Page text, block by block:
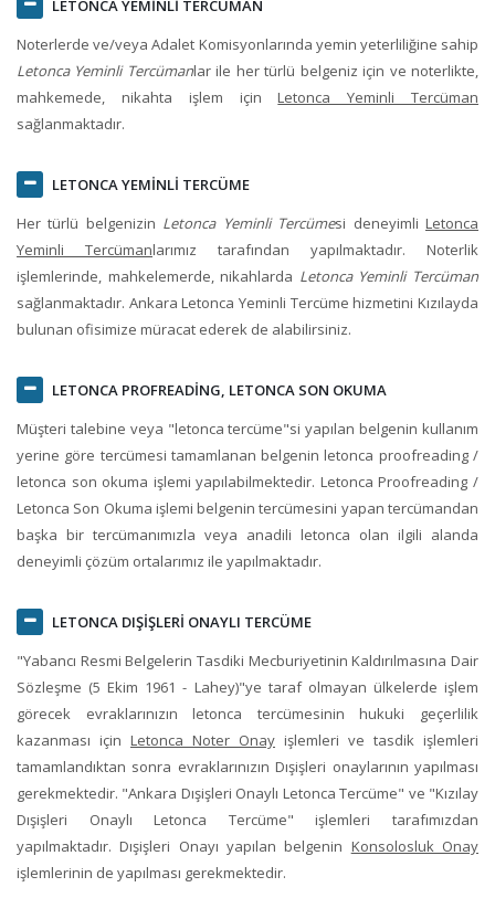
LETONCA YEMİNLİ TERCÜMAN
Noterlerde ve/veya Adalet Komisyonlarında yemin yeterliliğine sahip
Letonca Yeminli Tercümanlar ile her türlü belgeniz için ve noterlikte,
mahkemede, nikahta işlem içinLetonca Yeminli Tercüman
sağlanmaktadır.
LETONCA YEMİNLİ TERCÜME
Her türlü belgenizin Letonca Yeminli Tercümesi deneyimliLetonca
Yeminli Tercümanlarımız tarafından yapılmaktadır. Noterlik
işlemlerinde, mahkelemerde, nikahlarda Letonca Yeminli Tercüman
sağlanmaktadır. Ankara Letonca Yeminli Tercüme hizmetini Kızılayda
bulunan ofisimize müracat ederek de alabilirsiniz.
LETONCA PROFREADİNG, LETONCA SON OKUMA
Müşteri talebine veya "letonca tercüme"si yapılan belgenin kullanım
yerine göre tercümesi tamamlanan belgenin letonca proofreading /
letonca son okuma işlemi yapılabilmektedir. Letonca Proofreading /
Letonca Son Okuma işlemi belgenin tercümesini yapan tercümandan
başka bir tercümanımızla veya anadili letonca olan ilgili alanda
deneyimli çözüm ortalarımız ile yapılmaktadır.
LETONCA DIŞİŞLERİ ONAYLI TERCÜME
"Yabancı Resmi Belgelerin Tasdiki Mecburiyetinin Kaldırılmasına Dair
Sözleşme (5 Ekim 1961 - Lahey)"ye taraf olmayan ülkelerde işlem
görecek evraklarınızın letonca tercümesinin hukuki geçerlilik
kazanması için Letonca Noter Onay işlemleri ve tasdik işlemleri
tamamlandıktan sonra evraklarınızın Dışişleri onaylarının yapılması
gerekmektedir. "Ankara Dışişleri Onaylı Letonca Tercüme" ve "Kızılay
Dışişleri Onaylı Letonca Tercüme" işlemleri tarafımızdan
yapılmaktadır. Dışişleri Onayı yapılan belgenin Konsolosluk Onay
işlemlerinin de yapılması gerekmektedir.